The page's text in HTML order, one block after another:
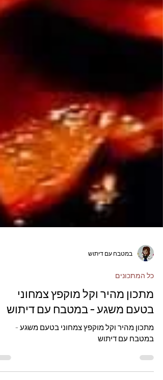
במטבח עם דיתוש
כל המתכונים
מתכון מהיר וקל מוקפץ צמחוני
בטעם משגע - במטבח עם דיתוש
במטבח עם דיתוש